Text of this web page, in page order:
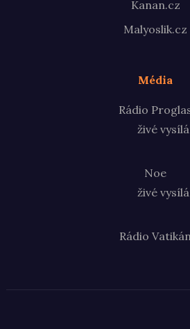
Kanan.cz
Malyoslik.cz
Média
Rádio
živé
Noe
živé
Rádio